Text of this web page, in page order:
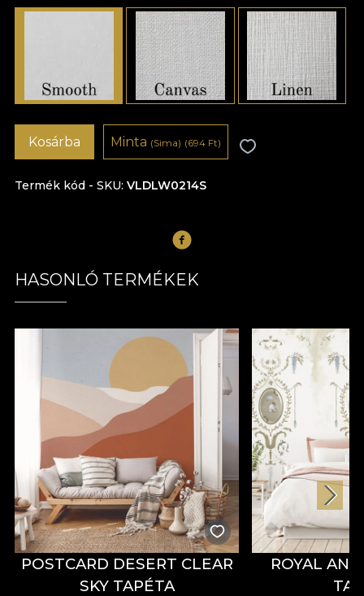
Termék kód - SKU VLDLW0214S
Kosárba Minta (Sima) (694 Ft)
HASONLÓ TERMÉKEK
POSTCARD DESERT CLEAR
SKY TAPÉTA
ROYAL